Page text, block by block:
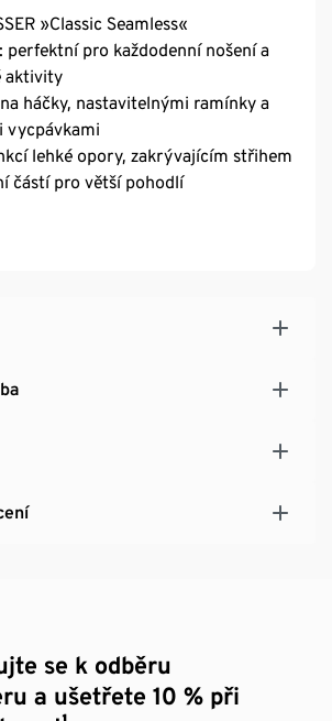
»Classic Seamless«
perfektní pro každodenní nošení a
aktivity
háčky, nastavitelnými ramínky a
vycpávkami
lehké opory, zakrývajícím střihem
částí pro větší pohodlí
mikrovlákno
se k odběru
a ušetřete 10 % při